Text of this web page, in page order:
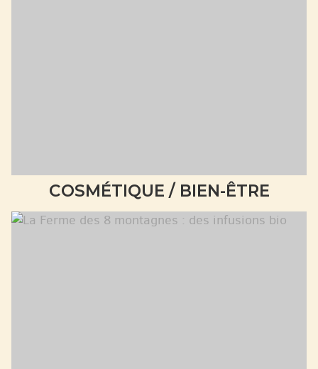
COSMÉTIQUE / BIEN-ÊTRE